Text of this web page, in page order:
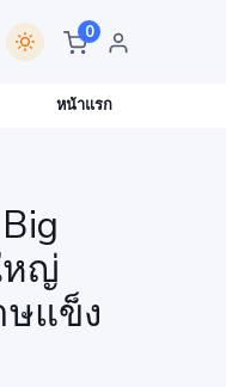
0
หน้าแรก
หญ่
แข็ง